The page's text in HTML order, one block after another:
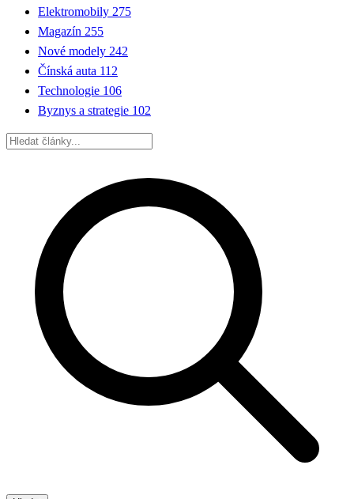
Elektromobily 275
Magazín 255
Nové modely 242
Čínská auta 112
Technologie 106
Byznys a strategie 102
Hledat: